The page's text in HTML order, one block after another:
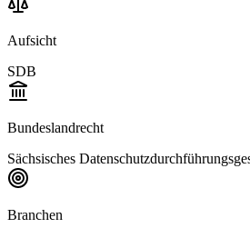
Aufsicht
SDB
Bundeslandrecht
Sächsisches
Branchen